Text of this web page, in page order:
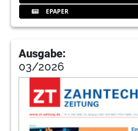
EPAPER
Ausgabe:
03/2026